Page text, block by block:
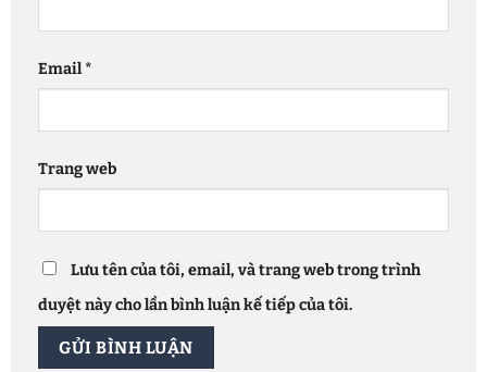
Email*
Trang web
Lưu tên của tôi, email, và trang web trong trình
duyệt này cho lần bình luận kế tiếp của tôi.